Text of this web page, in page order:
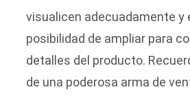
visualicen adecuadamente y
posibilidad de ampliar para
detalles del producto.
de una poderosa arma de